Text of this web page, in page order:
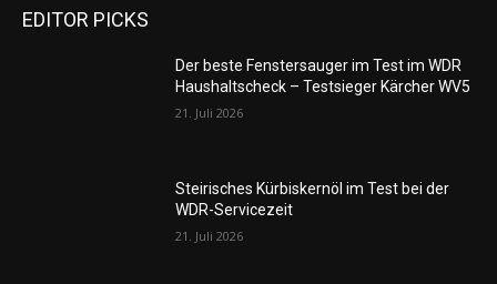
EDITOR PICKS
Der beste Fenstersauger im Test im WDR
Haushaltscheck – Testsieger Kärcher WV5
21. Juli 2026
Steirisches Kürbiskernöl im Test bei der
WDR-Servicezeit
21. Juli 2026